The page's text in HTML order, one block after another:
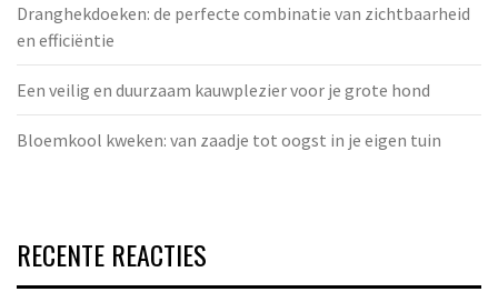
Dranghekdoeken: de perfecte combinatie van zichtbaarheid
en efficiëntie
Een veilig en duurzaam kauwplezier voor je grote hond
Bloemkool kweken: van zaadje tot oogst in je eigen tuin
RECENTE REACTIES